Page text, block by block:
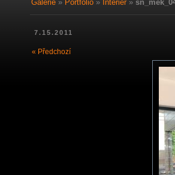
Galerie » Portfolio » Interier»
7.15.2011
« Předchozí